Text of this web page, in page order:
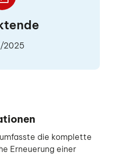
2025
die komplette
Erneuerung einer